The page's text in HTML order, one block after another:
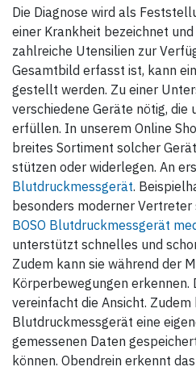
Die Diagnose wird als
einer Krankheit bezeichnet
zahlreiche Utensilien zur
Gesamtbild erfasst ist, kann
gestellt werden. Zu einer
verschiedene Geräte nötig, die
erfüllen. In unserem Online
breites Sortiment solcher
stützen oder widerlegen. An
Blutdruckmessgerät.
besonders moderner Vertreter
BOSO Blutdruckmessgerät
unterstützt schnelles und
Zudem kann sie während der
Körperbewegungen erkennen.
vereinfacht die Ansicht. Zudem
Blutdruckmessgerät eine
gemessenen Daten
können. Obendrein erkennt